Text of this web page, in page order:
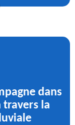
dans
la